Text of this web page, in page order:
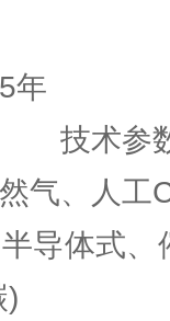
年
技术参
、人工
体式、
)